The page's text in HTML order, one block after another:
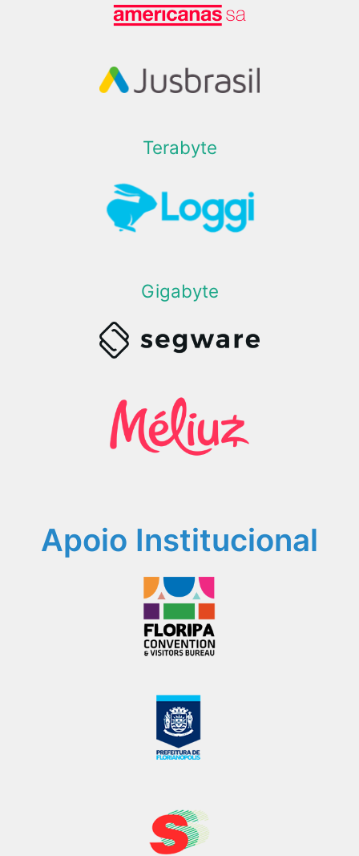
Terabyte
Gigabyte
Apoio Institucional